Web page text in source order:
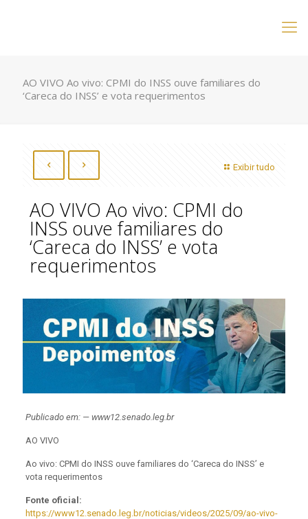
AO VIVO Ao vivo: CPMI do INSS ouve familiares do
‘Careca do INSS’ e vota requerimentos
Exibir tudo
AO VIVO Ao vivo: CPMI do
INSS ouve familiares do
‘Careca do INSS’ e vota
requerimentos
Publicado em: — www12.senado.leg.br
AO VIVO
Ao vivo: CPMI do INSS ouve familiares do ‘Careca do INSS’ e
vota requerimentos
Fonte oficial:
https://www12.senado.leg.br/noticias/videos/2025/09/ao-vivo-